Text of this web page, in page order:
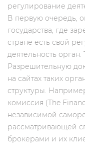
регулирование
В первую очередь,
государства, где
стране есть свой
деятельность
Разрешительную
на сайтах таких
структуры.
комиссия (The
независимой
рассматривающей
брокерами и их